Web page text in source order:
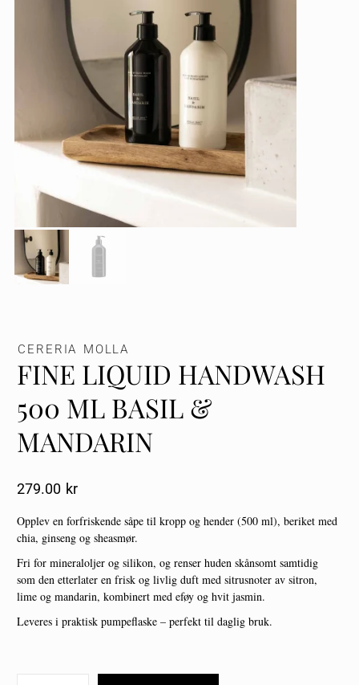
CERERIA MOLLA
FINE LIQUID HANDWASH
500 ML BASIL &
MANDARIN
279.00 Kr
Opplev en forfriskende såpe til kropp og hender (500 ml), beriket med
chia, ginseng og sheasmør.
Fri for mineraloljer og silikon, og renser huden skånsomt samtidig
som den etterlater en frisk og livlig duft med sitrusnoter av sitron,
lime og mandarin, kombinert med eføy og hvit jasmin.
Leveres i praktisk pumpeflaske – perfekt til daglig bruk.